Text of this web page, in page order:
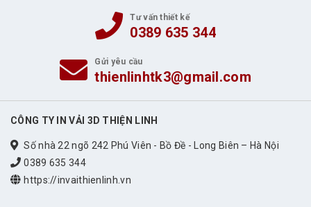
Tư vấn thiết kế
0389 635 344
Gửi yêu cầu
thienlinhtk3@gmail.com
CÔNG TY IN VẢI 3D THIỆN LINH
Số nhà 22 ngõ 242 Phú Viên - Bồ Đề - Long Biên – Hà Nội
0389 635 344
https://invaithienlinh.vn